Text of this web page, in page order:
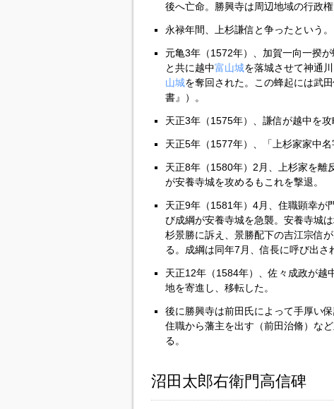
後へ亡命。勝興寺は周辺地域の行政権
永禄年間、上杉謙信と争ったという。
元亀3年（1572年）、加賀一向一揆
と共に越中富山城を落城させて神通
山城を奪回された。この蜂起には武
書』）。
天正3年（1575年）、謙信が越中を攻
天正5年（1577年）、「上杉家家中名
天正8年（1580年）2月、上杉家を離
が安養寺城を攻めるもこれを撃退。
天正9年（1581年）4月、住職顕幸が
び成綱が安養寺城を急襲。安養寺城
杉景勝に訴え、景勝配下の吉江宗信
る。成綱は同年7月、信長に呼び出さ
天正12年（1584年）、佐々成政が越
地を寄進し、移転した。
後に勝興寺は前田氏によって手厚い
住職から藩主を出す（前田治脩）な
る。
沼田太郎右衛門高信碑